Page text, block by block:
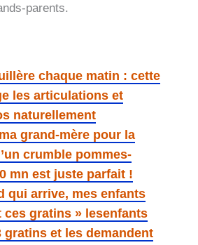
parents.
chaque matin : cette
les articulations et
naturellement
grand-mère pour la
crumble pommes-
mn est juste parfait !
qui arrive, mes enfants
ces gratins » lesenfants
gratins et les demandent